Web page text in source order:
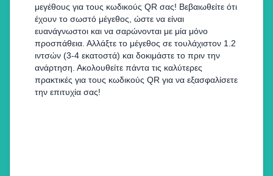
μεγέθους για τους κωδικούς QR σας! Βεβαιωθείτε ότι
έχουν το σωστό μέγεθος, ώστε να είναι
ευανάγνωστοι και να σαρώνονται με μία μόνο
προσπάθεια. Αλλάξτε το μέγεθος σε τουλάχιστον 1.2
ιντσών (3-4 εκατοστά) και δοκιμάστε το πριν την
ανάρτηση. Ακολουθείτε πάντα τις καλύτερες
πρακτικές για τους κωδικούς QR για να εξασφαλίσετε
την επιτυχία σας!